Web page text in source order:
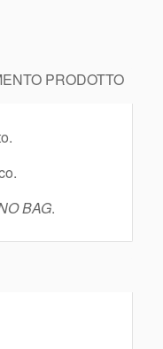
PRODOTTO
BAG.